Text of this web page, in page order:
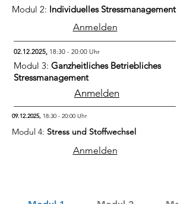
Modul 2: Individuelles Stressmanagement
Anmelden
02.12.2025, 18:30 - 20:00 Uhr
Modul 3: Ganzheitliches Betriebliches
Stressmanagement
Anmelden
09.12.2025, 18:30 - 20:00 Uhr
Modul 4: Stress und Stoffwechsel
Anmelden